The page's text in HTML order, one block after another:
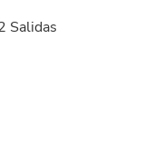
Salidas